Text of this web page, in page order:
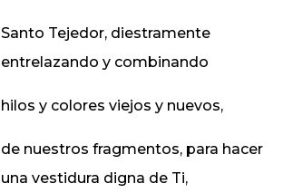
Santo Tejedor, diestramente
entrelazando y combinando
hilos y colores viejos y nuevos,
de nuestros fragmentos, para hacer
una vestidura digna de Ti,